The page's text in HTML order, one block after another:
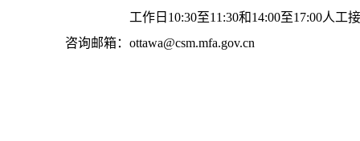
工作日10:30至11:30和14:00至17:00人工
咨询邮箱：ottawa@csm.mfa.gov.cn